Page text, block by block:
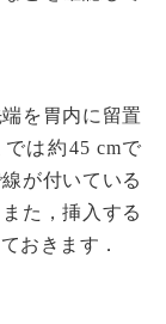
を胃内に留置
は約45 cmで
が付いている
た，挿入する
おきます．